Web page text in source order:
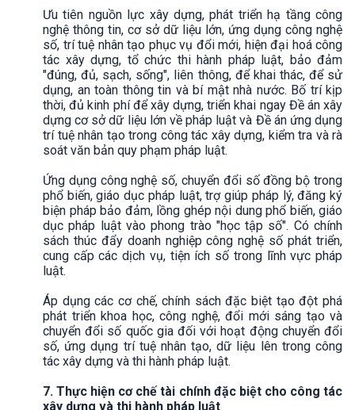
Ưu tiên nguồn lực xây dựng, phát triển hạ tầng công
nghệ thông tin, cơ sở dữ liệu lớn, ứng dụng công nghệ
số, trí tuệ nhân tạo phục vụ đổi mới, hiện đại hoá công
tác xây dựng, tổ chức thi hành pháp luật, bảo đảm
"đúng, đủ, sạch, sống", liên thông, để khai thác, để sử
dụng, an toàn thông tin và bí mật nhà nước. Bố trí kịp
thời, đủ kinh phí để xây dựng, triển khai ngay Đề án xây
dựng cơ sở dữ liệu lớn về pháp luật và Đề án ứng dụng
trí tuệ nhân tạo trong công tác xây dựng, kiểm tra và rà
soát văn bản quy phạm pháp luật.
Ứng dụng công nghệ số, chuyển đổi số đồng bộ trong
phổ biến, giáo dục pháp luật, trợ giúp pháp lý, đăng ký
biện pháp bảo đảm, lồng ghép nội dung phổ biến, giáo
dục pháp luật vào phong trào "học tập số". Có chính
sách thúc đẩy doanh nghiệp công nghệ số phát triển,
cung cấp các dịch vụ, tiện ích số trong lĩnh vực pháp
luật.
Áp dụng các cơ chế, chính sách đặc biệt tạo đột phá
phát triển khoa học, công nghệ, đổi mới sáng tạo và
chuyển đổi số quốc gia đối với hoạt động chuyển đổi
số, ứng dụng trí tuệ nhân tạo, dữ liệu lên trong công
tác xây dựng và thi hành pháp luật.
7. Thực hiện cơ chế tài chính đặc biệt cho công tác
xây dựng và thi hành pháp luật